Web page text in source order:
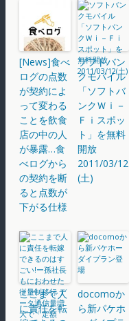
[News]食べ
ログの点数
が契約によ
って変わる
ことを飲食
店の中の人
が暴露…食
べログから
の契約を断
ると点数が
下がる仕様
ソフトバン
クモバイル
「ソフトバ
ンクＷｉ－
Ｆｉスポッ
ト」を無料
開放
2011/03/12
(土)
ここまで人
に責任を転
docomoか
ら新パケホ